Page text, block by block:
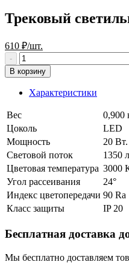
Трековый
610 ₽/шт.
В корзину
Характеристики
Вес
0,900
Цоколь
LED
Мощность
20 Вт.
Световой поток
1350
Цветовая температура 3000
Угол рассеивания
24°
Индекс цветопередачи 90 Ra
Класс защиты
IP 20
Бесплатная доставка
Мы бесплатно доставляем